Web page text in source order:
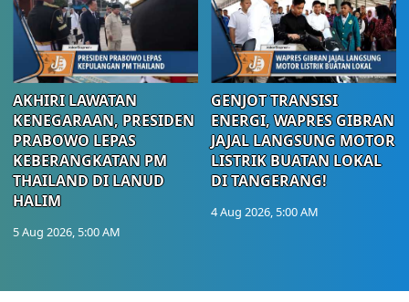
AKHIRI LAWATAN
KENEGARAAN, PRESIDEN
PRABOWO LEPAS
KEBERANGKATAN PM
THAILAND DI LANUD
HALIM
5 Aug 2026, 5:00 AM
GENJOT TRANSISI
ENERGI, WAPRES GIBRAN
JAJAL LANGSUNG MOTOR
LISTRIK BUATAN LOKAL
DI TANGERANG!
4 Aug 2026, 5:00 AM